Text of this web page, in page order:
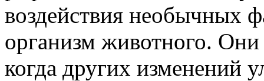
воздействия необычных
организм животного.
когда других изменений